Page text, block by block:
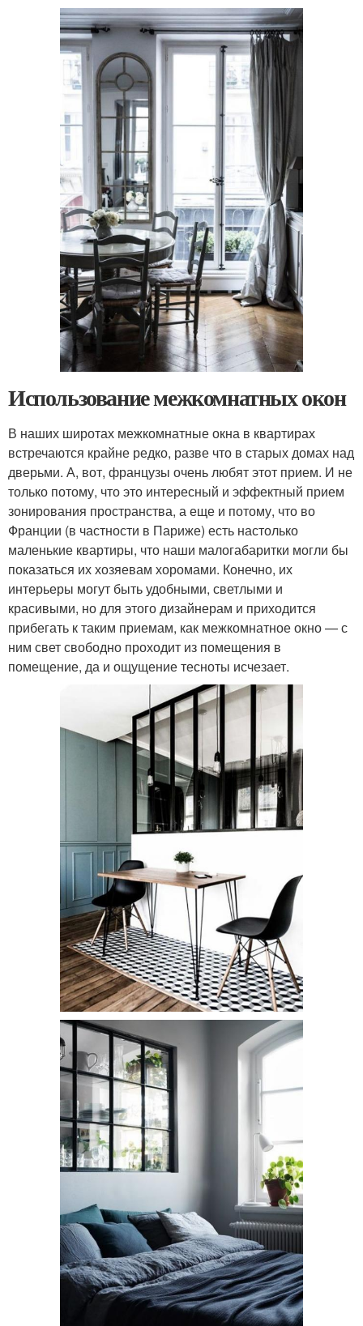
Использование межкомнатных окон
В наших широтах межкомнатные окна в квартирах
встречаются крайне редко, разве что в старых домах над
дверьми. А, вот, французы очень любят этот прием. И не
только потому, что это интересный и эффектный прием
зонирования пространства, а еще и потому, что во
Франции (в частности в Париже) есть настолько
маленькие квартиры, что наши малогабаритки могли бы
показаться их хозяевам хоромами. Конечно, их
интерьеры могут быть удобными, светлыми и
красивыми, но для этого дизайнерам и приходится
прибегать к таким приемам, как межкомнатное окно — с
ним свет свободно проходит из помещения в
помещение, да и ощущение тесноты исчезает.